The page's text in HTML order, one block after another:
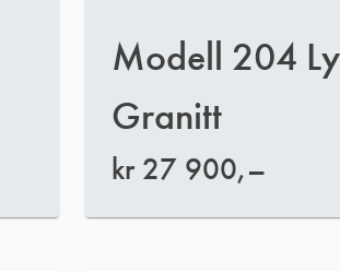
Modell 204
Granitt
kr27 900,–